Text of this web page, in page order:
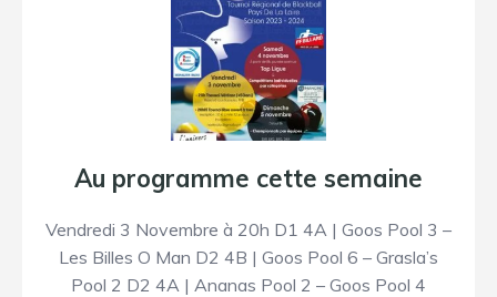
Au programme cette semaine
Vendredi 3 Novembre à 20h D1 4A | Goos Pool 3 –
Les Billes O Man D2 4B | Goos Pool 6 – Grasla’s
Pool 2 D2 4A | Ananas Pool 2 – Goos Pool 4